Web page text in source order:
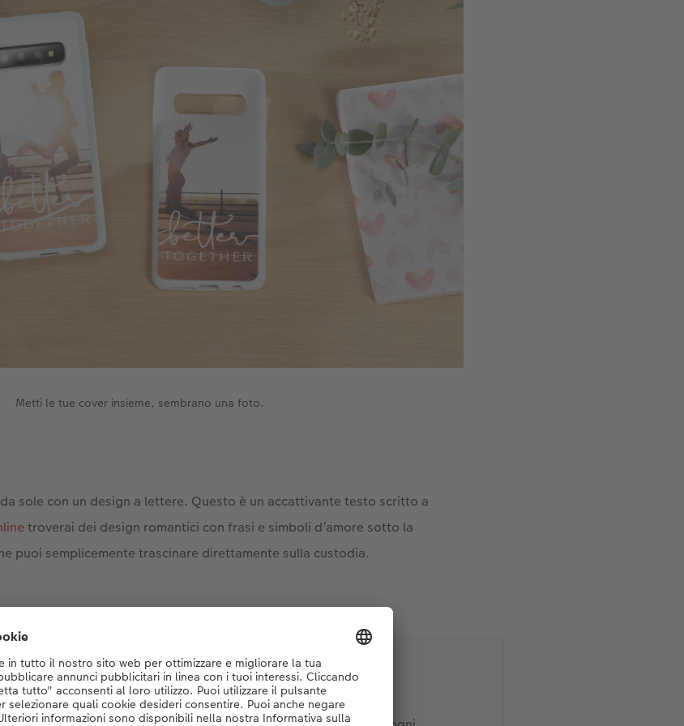
Metti le tue cover insieme, sembrano una foto.
sole con un design a lettere. Questo è un accattivante testo scritto a
troverai dei design romantici con frasi e simboli d’amore sotto la
puoi semplicemente trascinare direttamente sulla custodia.